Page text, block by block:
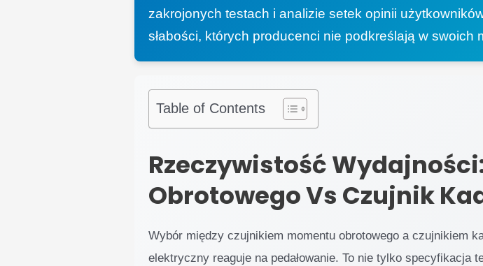
zakrojonych testach i analizie setek opinii
słabości, których producenci nie podkreślają w swoich
Table of Contents
Rzeczywistość
Obrotowego Vs Czujnik
Wybór między czujnikiem momentu obrotowego a czujnikiem
elektryczny reaguje na pedałowanie. To nie tylko